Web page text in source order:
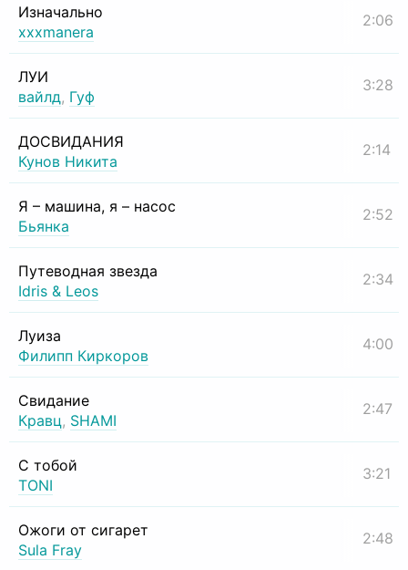
Изначально
xxxmanera
2:06
ЛУИ
вайлд, Гуф
3:28
ДОСВИДАНИЯ
Кунов Никита
2:14
Я – машина, я – насос
Бьянка
2:52
Путеводная звезда
Idris & Leos
2:34
Луиза
Филипп Киркоров
4:00
Свидание
Кравц, SHAMI
2:47
С тобой
TONI
3:21
Ожоги от сигарет
Sula Fray
2:48